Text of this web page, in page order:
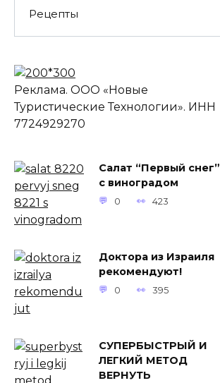
Рецепты
Реклама. ООО «Новые
Туристические Технологии». ИНН
7724929270
Салат “Первый снег”
с виноградом
0 423
Доктора из Израиля
рекомендуют!
0 395
СУПЕРБЫСТРЫЙ И
ЛЕГКИЙ МЕТОД
ВЕРНУТЬ